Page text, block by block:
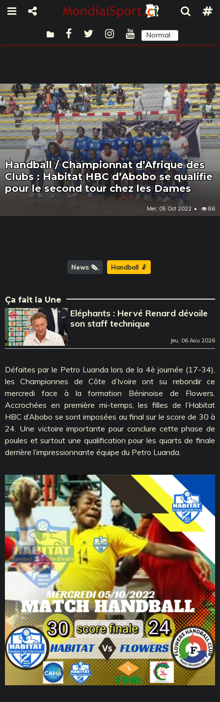
Normal
Handball / Championnat d’Afrique des
Clubs : Habitat HBC d’Abobo se qualifie
pour le second tour chez les Dames
Mer, 05 Oct 2022 86
News 🗞️ Handball 🤾
Ça fait la Une
Eléphants : Hervé Renard dévoile
son staff technique
Jeu, 06 Aou 2026
Défaites par le Petro Luanda lors de la 4è journée (17-34),
les Championnes de Côte d’Ivoire ont su rebondir ce
mercredi face à la formation Béninoise de Flowers.
Accrochées en première mi-temps, les filles de l’Habitat
HBC d’Abobo se sont imposées au final sur le score de 30 à
24. Une victoire importante pour conclure cette phase de
poules et surtout une qualification pour les quarts de finale
derrière l’impressionnante équipe du Petro Luanda.